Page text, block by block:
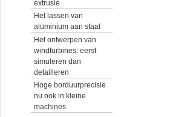
extrusie
Het lassen van
aluminium aan staal
Het ontwerpen van
windturbines: eerst
simuleren dan
detailleren
Hoge borduurprecisie
nu ook in kleine
machines